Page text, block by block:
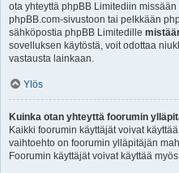
ota yhteyttä phpBB Limitediin
phpBB.com-sivustoon tai pelkkään
sähköpostia phpBB Limitedille
sovelluksen käytöstä, voit odottaa
vastausta lainkaan.
Ylös
Kuinka otan yhteyttä foorumin
Kaikki foorumin käyttäjät voivat
vaihtoehto on foorumin ylläpitäjän
Foorumin käyttäjät voivat käyttää